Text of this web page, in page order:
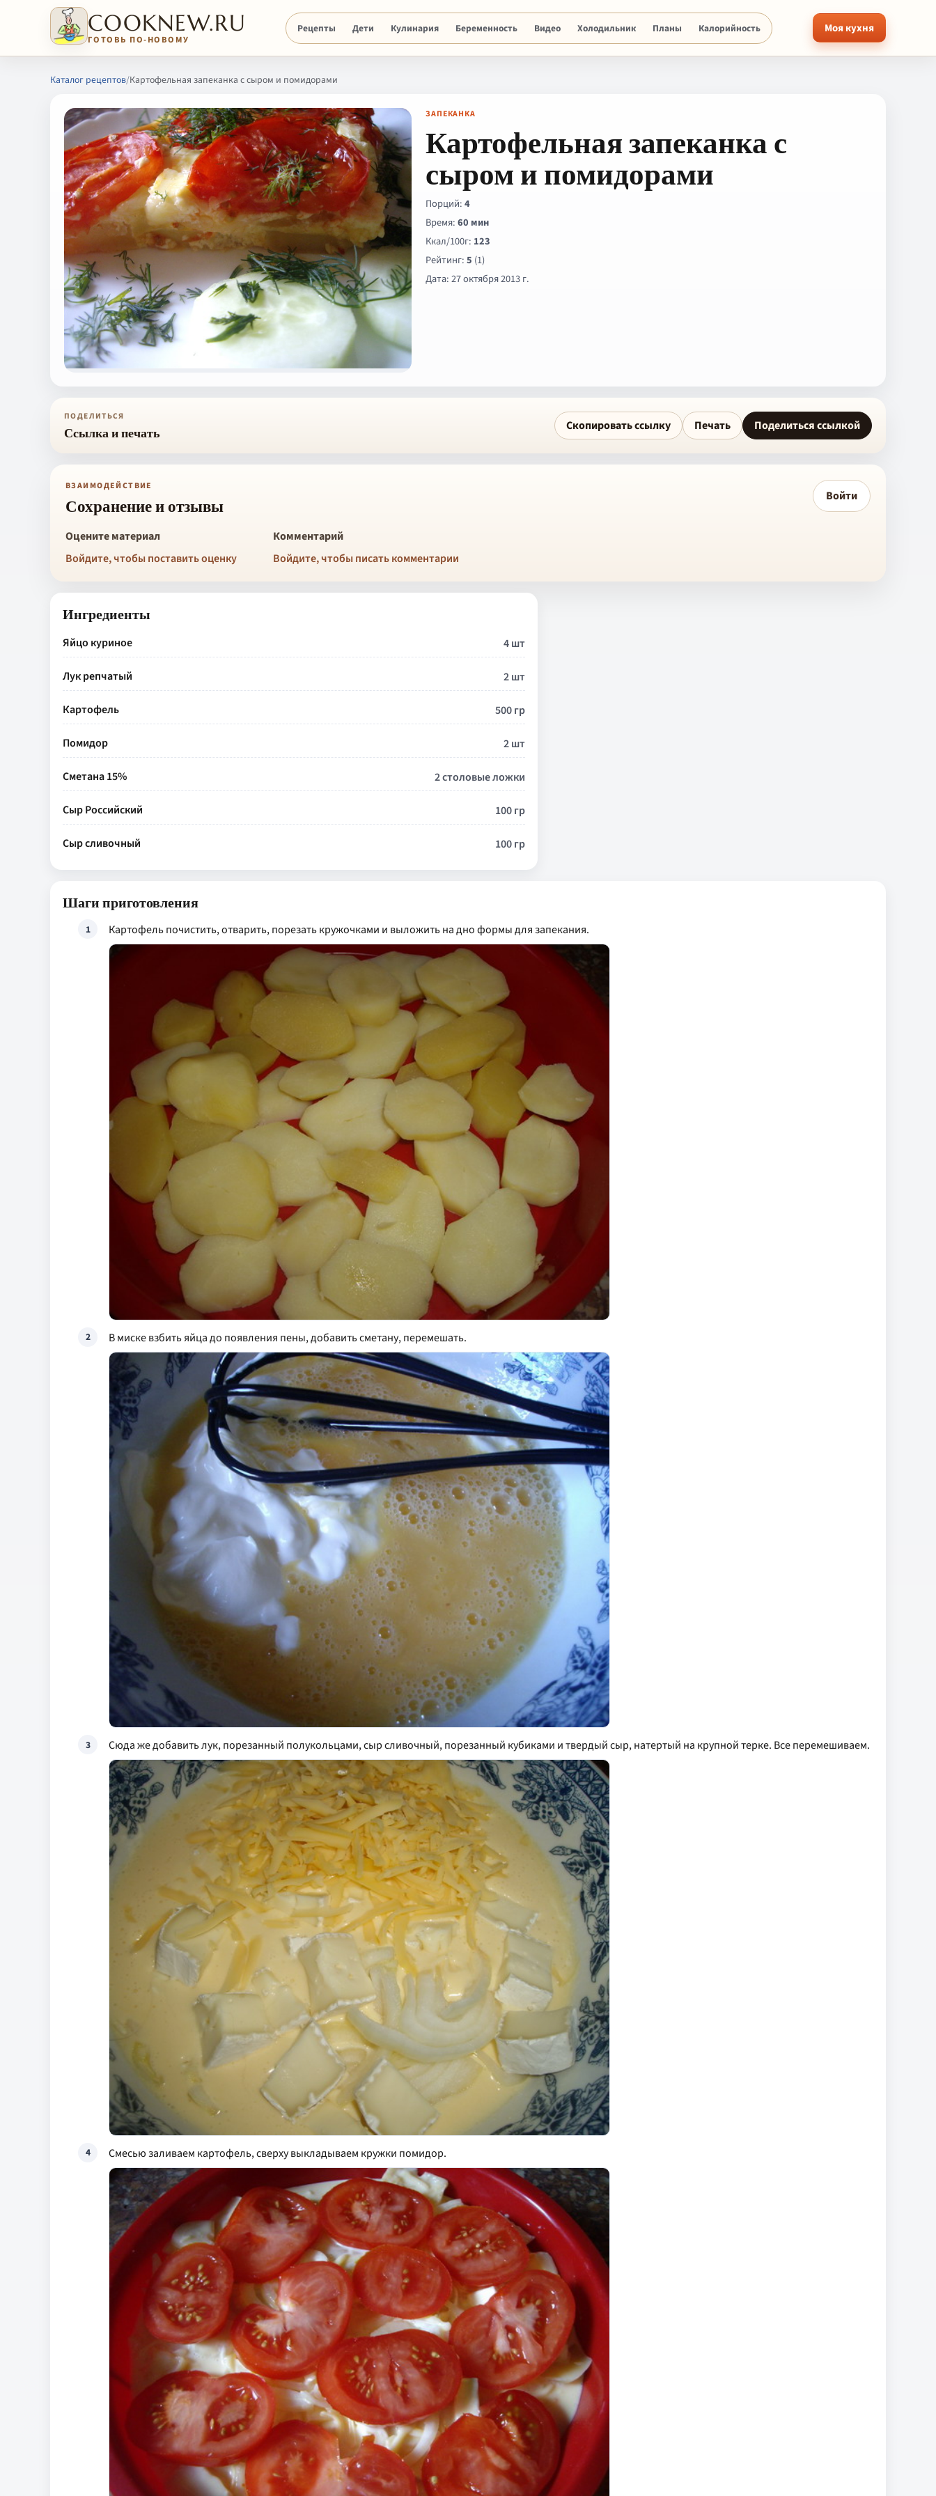
COOKNEW.RU
ГОТОВЬ ПО-НОВОМУ
Рецепты Дети Кулинария Беременность Видео Холодильник Планы Калорийность Моя кухня
Каталог рецептов/Картофельная запеканка с сыром и помидорами
ЗАПЕКАНКА
Картофельная запеканка с
сыром и помидорами
Порций:4
Время:60 мин
Ккал/100г: 123
Рейтинг:5 (1)
Дата: 27 октября 2013 г.
ПОДЕЛИТЬСЯ
Ссылка и печать Скопировать ссылку Печать Поделиться ссылкой
ВЗАИМОДЕЙСТВИЕ
Сохранение и отзывы Войти
Оцените материал
Войдите, чтобы поставить оценку
Комментарий
Войдите, чтобы писать комментарии
Ингредиенты
Яйцо куриное 4 шт
Лук репчатый 2 шт
Картофель 500 гр
Помидор 2 шт
Сметана 15% 2 столовые ложки
Сыр Российский 100 гр
Сыр сливочный 100 гр
Шаги приготовления
1 Картофель почистить, отварить, порезать кружочками и выложить на дно формы для запекания.
2 В миске взбить яйца до появления пены, добавить сметану, перемешать.
3 Сюда же добавить лук, порезанный полукольцами, сыр сливочный, порезанный кубиками и твердый сыр, натертый на крупной терке. Все перемешиваем.
4 Смесью заливаем картофель, сверху выкладываем кружки помидор.